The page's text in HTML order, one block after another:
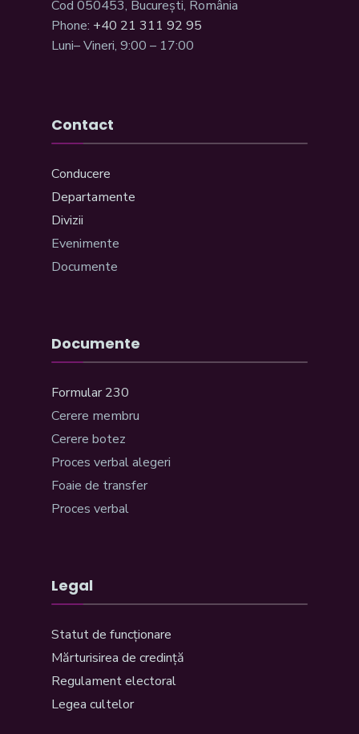
Cod 050453, București, România
Phone: +40 21 311 92 95
Luni– Vineri, 9:00 – 17:00
Contact
Conducere
Departamente
Divizii
Evenimente
Documente
Documente
Formular 230
Cerere membru
Cerere botez
Proces verbal alegeri
Foaie de transfer
Proces verbal
Legal
Statut de funcționare
Mărturisirea de credință
Regulament electoral
Legea cultelor